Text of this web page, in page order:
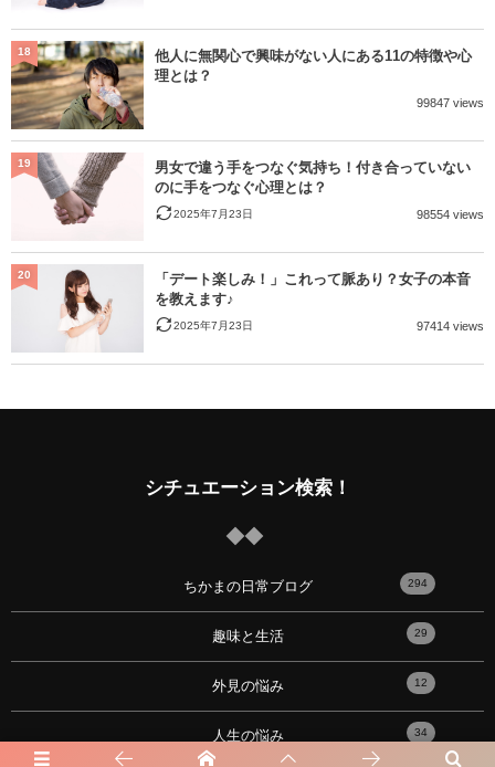
他人に無関心で興味がない人にある11の特徴や心
理とは？
99847 views
18
男女で違う手をつなぐ気持ち！付き合っていない
のに手をつなぐ心理とは？
2025年7月23日 98554 views
19
「デート楽しみ！」これって脈あり？女子の本音
を教えます♪
2025年7月23日 97414 views
20
シチュエーション検索！
ちかまの日常ブログ 294
趣味と生活 29
外見の悩み 12
人生の悩み 34